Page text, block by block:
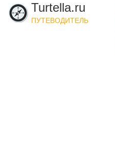
Turtella.ru
ПУТЕВОДИТЕЛЬ